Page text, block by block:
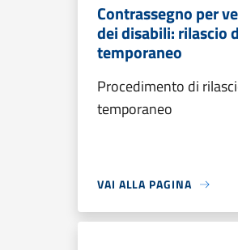
Contrassegno per
dei disabili: rilascio
temporaneo
Procedimento di
temporaneo
VAI ALLA PAGINA